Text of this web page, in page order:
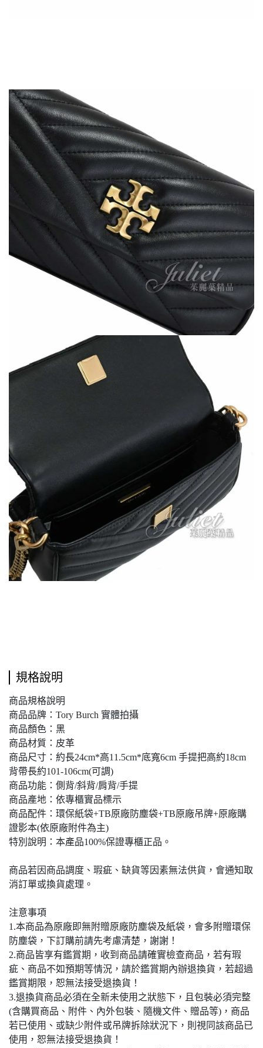
規格說明
商品規格說明
商品品牌：Tory Burch 實體拍攝
商品顏色：黑
商品材質：皮革
商品尺寸：約長24cm*高11.5cm*底寬6cm 手提把高約18cm
背帶長約101-106cm(可調)
商品功能：側背/斜背/肩背/手提
商品產地：依專櫃實品標示
商品配件：環保紙袋+TB原廠防塵袋+TB原廠吊牌+原廠購
證影本(依原廠附件為主)
特別說明：本產品100%保證專櫃正品。
商品若因商品調度、瑕疵、缺貨等因素無法供貨，會通知取
消訂單或換貨處理。
注意事項
1.本商品為原廠即無附贈原廠防塵袋及紙袋，會多附贈環保
防塵袋，下訂購前請先考慮清楚，謝謝！
2.商品皆享有鑑賞期，收到商品請確實檢查商品，若有瑕
疵、商品不如預期等情況，請於鑑賞期內辦退換貨，若超過
鑑賞期限，恕無法接受退換貨！
3.退換貨商品必須在全新未使用之狀態下，且包裝必須完整
(含購買商品、附件、內外包裝、隨機文件、贈品等)，商品
若已使用、或缺少附件或吊牌拆除狀況下，則視同該商品已
使用，恕無法接受退換貨！